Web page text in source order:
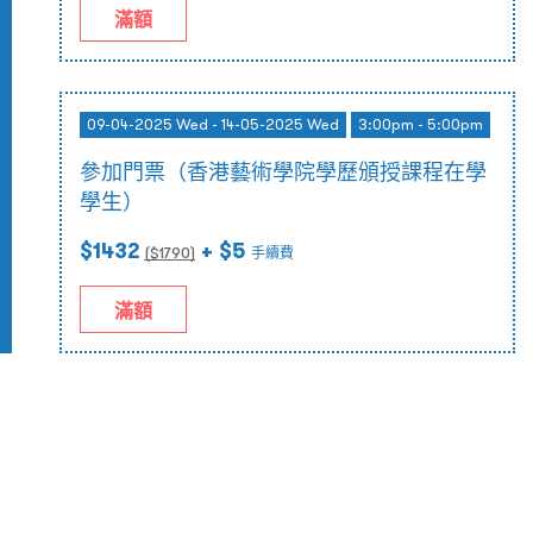
滿額
09-04-2025 Wed - 14-05-2025 Wed 3:00pm - 5:00pm
參加門票（香港藝術學院學歷頒授課程在學
學生）
$1432 ($1790) + $5 手續費
滿額